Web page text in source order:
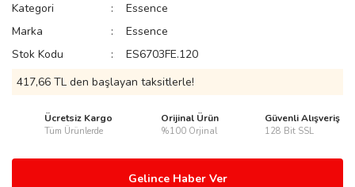
Kategori
Essence
Marka
Essence
Stok Kodu
ES6703FE.120
417,66 TL den başlayan taksitlerle!
Ücretsiz Kargo
Tüm Ürünlerde
Orijinal Ürün
%100 Orjinal
Güvenli Alışveriş
128 Bit SSL
Gelince Haber Ver